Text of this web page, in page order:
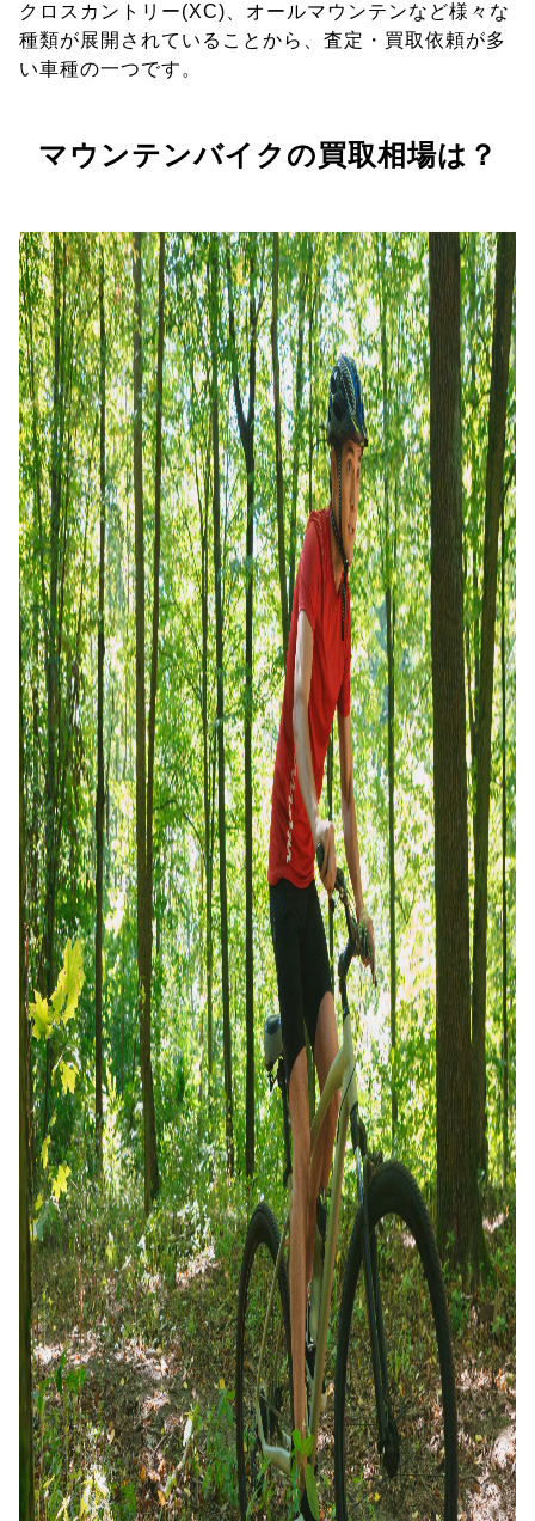
クロスカントリー(XC)、オールマウンテンなど様々な
種類が展開されていることから、査定・買取依頼が多
い車種の一つです。
マウンテンバイクの買取相場は？